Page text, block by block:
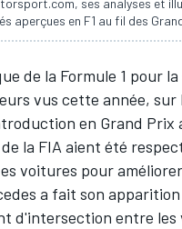
ses analyses et
aperçues en F1 au fil des
de la Formule 1 pour
vus cette année, sur
en Grand Prix
la FIA aient été
voitures pour
a fait son
d'intersection entre les